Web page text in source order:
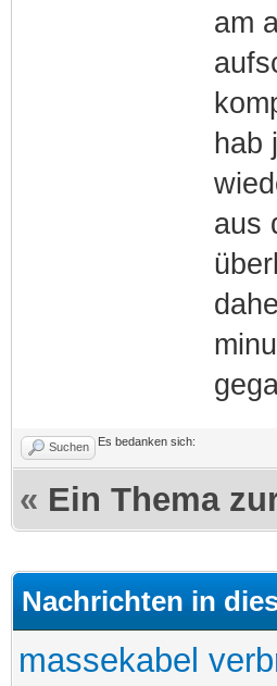
am
hab
aus
Suchen Es bedanken sich:
« Ein Thema
Nachrichten in
massekabel